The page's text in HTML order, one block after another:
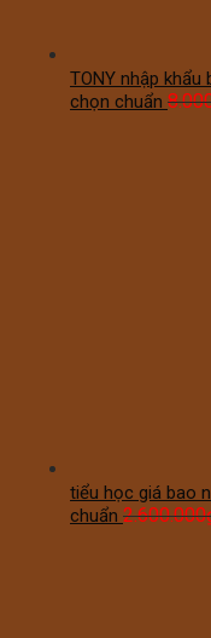
TONY nhập khẩu
chọn chuẩn
tiểu học giá bao
chuẩn 2.600.000